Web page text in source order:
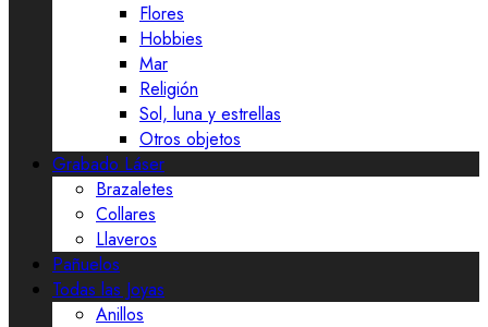
Flores
Hobbies
Mar
Religión
Sol, luna y estrellas
Otros objetos
Grabado Láser
Brazaletes
Collares
Llaveros
Pañuelos
Todas las Joyas
Anillos